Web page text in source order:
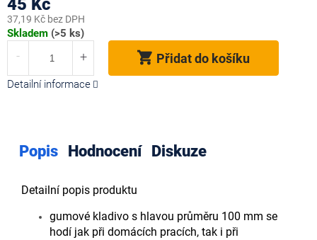
45 Kč
37,19 Kč bez DPH
Měrná
Skladem (>5 ks)
Přidat do košíku
Detailní informace
Popis Hodnocení Diskuze
Detailní popis produktu
gumové kladivo s hlavou průměru 100 mm se
hodí jak při domácích pracích, tak i při